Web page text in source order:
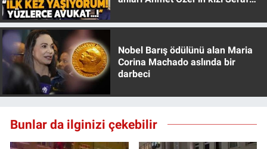
Nobel Barış ödülünü alan Maria
Corina Machado aslında bir
darbeci
Bunlar da ilginizi çekebilir